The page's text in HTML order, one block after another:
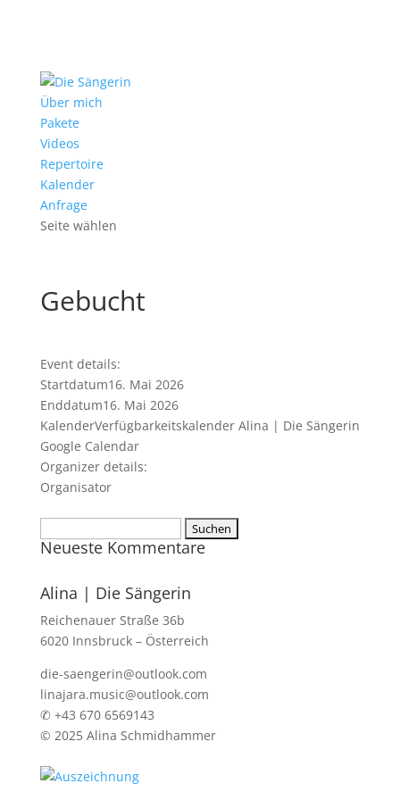
Über mich
Pakete
Videos
Repertoire
Kalender
Anfrage
Seite wählen
Gebucht
Event details:
Startdatum16. Mai 2026
Enddatum16. Mai 2026
KalenderVerfügbarkeitskalender Alina | Die Sängerin
Google Calendar
Organizer details:
Organisator
nach:
Neueste Kommentare
Alina | Die Sängerin
Reichenauer Straße 36b
6020 Innsbruck – Österreich
die-saengerin@outlook.com
linajara.music@outlook.com
✆ +43 670 6569143
© 2025 Alina Schmidhammer